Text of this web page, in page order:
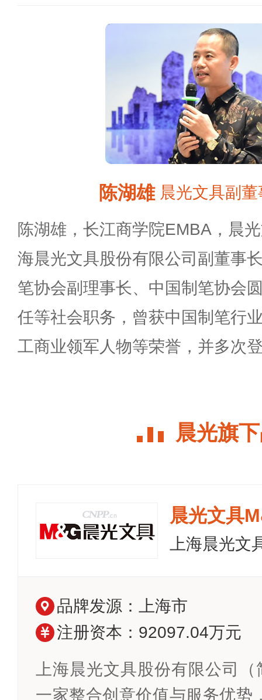
陈湖雄 晨光文具副
陈湖雄，长江商学院EMBA，晨
海晨光文具股份有限公司副董事
笔协会副理事长、中国制笔协会
任等社会职务，曾获中国制笔行
工商业领军人物等荣誉，并多次
晨光旗
晨光文具
上海晨光文
品牌发源：上海市
注册资本：92097.04万元
上海晨光文具股份有限公司（
一家整合创意价值与服务优势